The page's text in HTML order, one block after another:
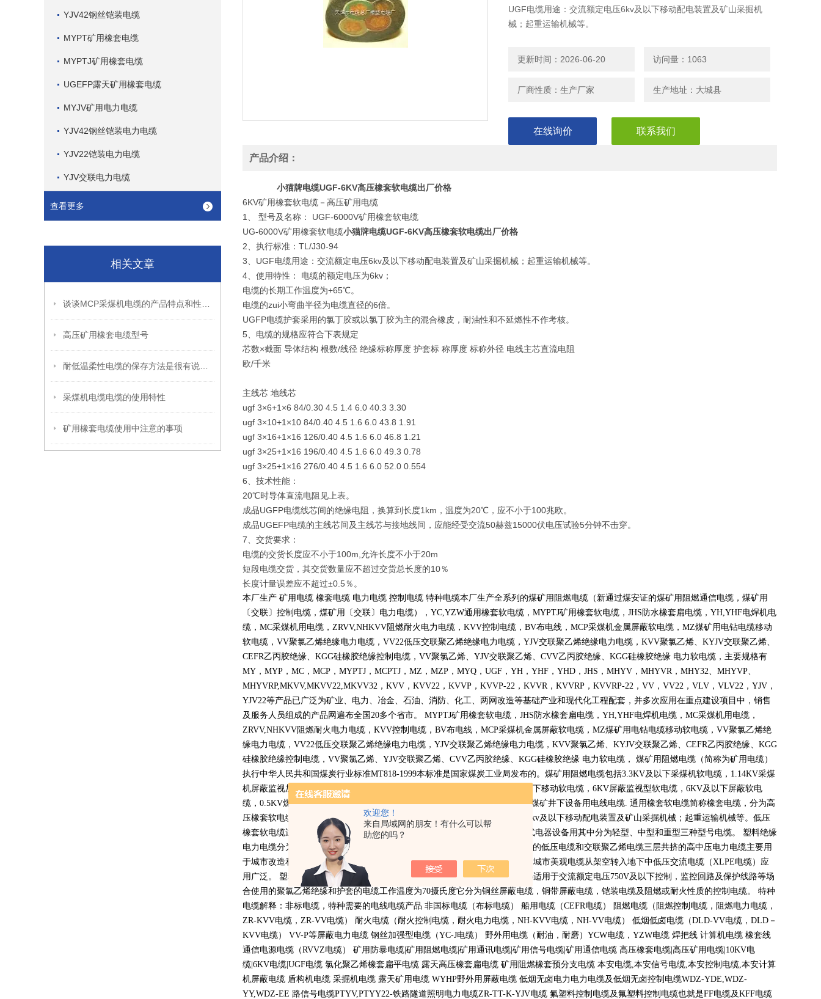
欢迎您！
来自局域网的朋友！有什么可以帮
助您的吗？
YJV42钢丝铠装电缆
MYPT矿用橡套电缆
MYPTJ矿用橡套电缆
UGEFP露天矿用橡套电缆
MYJV矿用电力电缆
YJV42钢丝铠装电力电缆
YJV22铠装电力电缆
YJV交联电力电缆
查看更多
相关文章
高压矿用橡套电缆型号
采煤机电缆电缆的使用特性
矿用橡套电缆使用中注意的事项
UGF电缆用途：交流额定电压6kv及以下移动配电装置及矿山采掘机
械；起重运输机械等。
更新时间：2026-06-20 访问量：1063
厂商性质：生产厂家 生产地址：大城县
在线询价 联系我们
产品介绍：
小猫牌电缆UGF-6KV高压橡套软电缆出厂价格
6KV矿用橡套软电缆－高压矿用电缆
1、 型号及名称： UGF-6000V矿用橡套软电缆
UG-6000V矿用橡套软电缆小猫牌电缆UGF-6KV高压橡套软电缆出厂价格
2、执行标准：TL/J30-94
3、UGF电缆用途：交流额定电压6kv及以下移动配电装置及矿山采掘机械；起重运输机械等。
4、使用特性： 电缆的额定电压为6kv；
电缆的长期工作温度为+65℃。
电缆的zui小弯曲半径为电缆直径的6倍。
UGFP电缆护套采用的氯丁胶或以氯丁胶为主的混合橡皮，耐油性和不延燃性不作考核。
5、电缆的规格应符合下表规定
芯数×截面 导体结构 根数/线径 绝缘标称厚度 护套标 称厚度 标称外径 电线主芯直流电阻
欧/千米
主线芯 地线芯
ugf 3×6+1×6 84/0.30 4.5 1.4 6.0 40.3 3.30
ugf 3×10+1×10 84/0.40 4.5 1.6 6.0 43.8 1.91
ugf 3×16+1×16 126/0.40 4.5 1.6 6.0 46.8 1.21
ugf 3×25+1×16 196/0.40 4.5 1.6 6.0 49.3 0.78
ugf 3×25+1×16 276/0.40 4.5 1.6 6.0 52.0 0.554
6、技术性能：
20℃时导体直流电阻见上表。
成品UGFP电缆线芯间的绝缘电阻，换算到长度1km，温度为20℃，应不小于100兆欧。
成品UGEFP电缆的主线芯间及主线芯与接地线间，应能经受交流50赫兹15000伏电压试验5分钟不击穿。
7、交货要求：
电缆的交货长度应不小于100m,允许长度不小于20m
短段电缆交货，其交货数量应不超过交货总长度的10％
长度计量误差应不超过±0.5％。
本厂生产 矿用电缆 橡套电缆 电力电缆 控制电缆 特种电缆本厂生产全系列的煤矿用阻燃电缆（新通过煤安证的煤矿用阻燃通信电缆，煤矿用
〔交联〕控制电缆，煤矿用〔交联〕电力电缆）， YC,YZW通用橡套软电缆， MYPTJ矿用橡套软电缆， JHS 防水橡套扁电缆， YH,YHF电焊机电
缆， MC采煤机用电缆， ZRVV,NHKVV阻燃耐火电力电缆， KVV控制电缆， BV布电线， MCP采煤机金属屏蔽软电缆， MZ煤矿用电钻电缆移动
软电缆， VV聚氯乙烯绝缘电力电缆， VV22低压交联聚乙烯绝缘电力电缆， YJV交联聚乙烯绝缘电力电缆， KVV聚氯乙烯、 KYJV交联聚乙烯、
CEFR乙丙胶绝缘、 KGG硅橡胶绝缘控制电缆， VV聚氯乙烯、 YJV交联聚乙烯、 CVV乙丙胶绝缘、 KGG硅橡胶绝缘 电力软电缆，主要规格有
MY ， MYP ， MC ， MCP ， MYPTJ ， MCPTJ ， MZ ， MZP ， MYQ ， UGF ， YH ， YHF ， YHD ， JHS ， MHYV ， MHYVR， MHY32、 MHYVP、
MHYVRP,MKVV,MKVV22,MKVV32 ， KVV ， KVV22 ， KVVP ， KVVP-22 ， KVVR， KVVRP ， KVVRP-22 ， VV ， VV22 ， VLV ， VLV22 ， YJV ，
YJV22等产品已广泛为矿业、电力、冶金、石油、消防、化工、两网改造等基础产业和现代化工程配套，并多次应用在重点建设项目中，销售
及服务人员组成的产品网遍布全国 20多个省市。 MYPTJ矿用橡套软电缆， JHS 防水橡套扁电缆， YH,YHF电焊机电缆， MC采煤机用电缆，
ZRVV,NHKVV阻燃耐火电力电缆， KVV控制电缆， BV布电线， MCP采煤机金属屏蔽软电缆， MZ煤矿用电钻电缆移动软电缆， VV聚氯乙烯绝
缘电力电缆， VV22低压交联聚乙烯绝缘电力电缆， YJV交联聚乙烯绝缘电力电缆， KVV聚氯乙烯、 KYJV交联聚乙烯、 CEFR乙丙胶绝缘、 KGG
硅橡胶绝缘控制电缆， VV聚氯乙烯、 YJV交联聚乙烯、 CVV乙丙胶绝缘、 KGG硅橡胶绝缘 电力软电缆， 煤矿用阻燃电缆（简称为矿用电缆）
执行中华人民共和国煤炭行业标准MT818-1999本标准是国家煤炭工业局发布的。煤矿用阻燃电缆包括3.3KV及以下采煤机软电缆， 1.14KV采煤
机屏蔽监视加强型软电缆，3.3KV 及以下移动软电缆， 6KV屏蔽监视型软电缆， 6KV及以下屏蔽软电
缆， 0.5KV煤矿用电钻电缆，煤矿用移动轻型软电缆等多种型号规格的适用于煤矿井下设备用电线电缆. 通用橡套软电缆简称橡套电缆，分为高
压橡套软电缆和
通用橡套软电缆。高压橡套软电缆用途：交流额定电压 6kv及以下移动配电装置及矿山采掘机械；起重运输机械等。低压
橡套软电缆适用于交流额定电压
750V及以下家用电器、电动工具和各种移动式电器设备用其中分为轻型、中型和重型三种型号电缆。 塑料绝缘
电力电缆分为聚氯乙烯电缆也就是
电缆适用于低压变压器下方连接设备用的低压电缆和交联聚乙烯电缆三层共挤的高中压电力电缆主要用
于城市改造和建设中地下电力网络铺设用的连接介质，西部开发等电力缺乏和城市美观电缆从架空转入地下中低压交流电缆（XLPE电缆）应
用广泛。 塑料控制电缆全称聚氯乙烯绝缘和护套控制电缆执行标准GB9330-86适用于交流额定电压750V及以下控制，监控回路及保护线路等场
合使用的聚氯乙烯绝缘和护套的电缆工作温度为70摄氏度它分为铜丝屏蔽电缆，铜带屏蔽电缆，铠装电缆及阻燃或耐火性质的控制电缆。 特种
电缆解释：非标电缆，特种需要的电线电缆产品 非国标电缆（布标电缆） 船用电缆（CEFR电缆） 阻燃电缆（阻燃控制电缆，阻燃电力电缆，
ZR-KVV电缆， ZR-VV电缆） 耐火电缆（耐火控制电缆，耐火电力电缆， NH-KVV电缆， NH-VV电缆） 低烟低卤电缆（DLD-VV电缆， DLD －
KVV电缆） VV-P等屏蔽电力电缆 钢丝加强型电缆（YC-J电缆） 野外用电缆（耐油，耐磨） YCW电缆， YZW电缆 焊把线 计算机电缆 橡套线
通信电源电缆（RVVZ电缆） 矿用防暴电缆 矿用阻燃电缆 矿用通讯电缆 矿用信号电缆 矿用通信电缆 高压橡套电缆 高压矿用电缆 |10KV电
缆 |6KV电缆 |UGF电缆 氯化聚乙烯橡套扁平电缆 露天高压橡套扁电缆 矿用阻燃橡套预分支电缆 本安电缆,本安信号电缆,本安控制电缆,本安计算
机屏蔽电缆 盾构机电缆 采掘机电缆 露天矿用电缆 WYHP野外用屏蔽电缆 低烟无卤电力电力电缆及低烟无卤控制电缆WDZ-YDE,WDZ-
YY,WDZ-EE 路信号电缆PTYV,PTYY22-铁路隧道照明电力电缆ZR-TT-K-YJV电缆 氟塑料控制电缆及氟塑料控制电缆也就是FF电缆及KFF电缆